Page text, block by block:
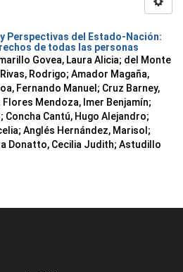
Perspectivas del Estado-Nación:
de todas las personas
Govea, Laura Alicia; del Monte
Rodrigo; Amador Magaña,
Fernando Manuel ; Cruz Barney,
Flores Mendoza, Imer Benjamín;
; Concha Cantú, Hugo Alejandro;
; Anglés Hernández, Marisol ;
Donatto, Cecilia Judith; Astudillo